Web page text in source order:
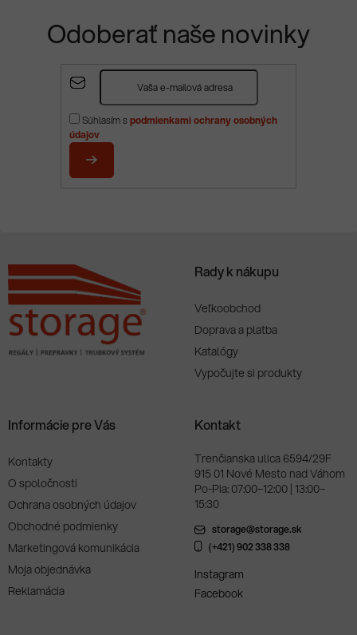
Odoberať naše novinky
Súhlasím spodmienkami ochrany osobných
údajov
PRIHLÁSIŤ
Rady k nákupu
Veľkoobchod
Doprava a platba
Katalógy
Vypočujte si produkty
Informácie pre Vás
Kontakty
O spoločnosti
Ochrana osobných údajov
Obchodné podmienky
Marketingová komunikácia
Moja objednávka
Reklamácia
Kontakt
Trenčianska ulica 6594/29F
915 01 Nové Mesto nad Váhom
Po-Pia: 07:00–12:00 | 13:00–
15:30
storage@storage.sk
(+421) 902 338 338
Instagram
Facebook